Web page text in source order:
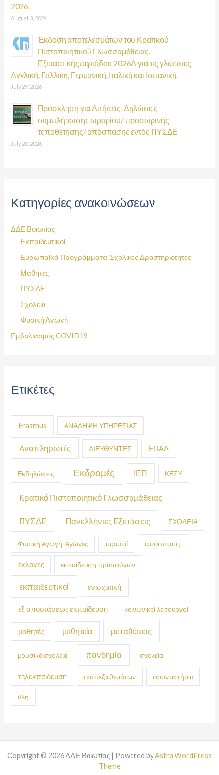
2026.
August 3, 2026
Έκδοση αποτελεσμάτων του Κρατικού
Πιστοποιητικού Γλωσσομάθειας,
Εξεταστικήςπεριόδου 2026Α για τις γλώσσες
Αγγλική, Γαλλική, Γερμανική, Ιταλική και Ισπανική.
July 29, 2026
Πρόσκληση για Αιτήσεις-Δηλώσεις
συμπλήρωσης ωραρίου/ προσωρινής
τοποθέτησης/ απόσπασης εντός ΠΥΣΔΕ
July 20, 2026
Κατηγορίες ανακοινώσεων
ΔΔΕ Βοιωτίας
Εκπαιδευτικοί
Ευρωπαϊκά Προγράμματα-Σχολικές Δραστηριότητες
Μαθητές
ΠΥΣΔΕ
Σχολεία
Φυσική Αγωγή
Εμβολιασμός COVID19
Ετικέτες
Erasmus ΑΝΑΛΗΨΗ ΥΠΗΡΕΣΙΑΣ
Αναπληρωτές ΔΙΕΥΘΥΝΤΕΣ ΕΠΑΛ
Εκδηλώσεις Εκδρομές ΙΕΠ ΚΕΣΥ
Κρατικό Πιστοποιητικό Γλωσσομάθειας
ΠΥΣΔΕ Πανελλήνιες Εξετάσεις ΣΧΟΛΕΙΑ
Φυσική Αγωγή-Αγώνες αιρετοί απόσπαση
εκλογές εκπαίδευση προσφύγων
εκπαιδευτικοί ενισχυτική
εξ αποστάσεως εκπαίδευση κοινωνικοί λειτουργοί
μαθητές μαθητεία μεταθέσεις
μουσικά σχολεία πανδημία σχολεία
τηλεκπαίδευση τράπεζα θεμάτων φροντιστήρια
ύλη
Copyright © 2026 ΔΔΕ Βοιωτίας | Powered byAstra WordPress
Theme